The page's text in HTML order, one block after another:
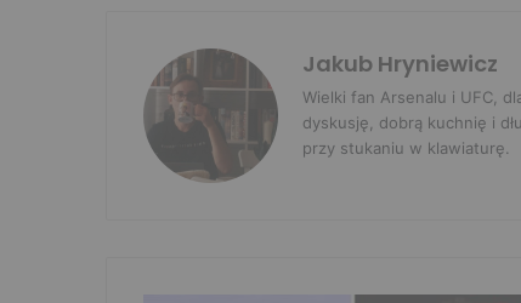
Jakub Hryniewicz
Wielki fan Arsenalu i UFC,
dyskusję, dobrą kuchnię i
przy stukaniu w klawiaturę.